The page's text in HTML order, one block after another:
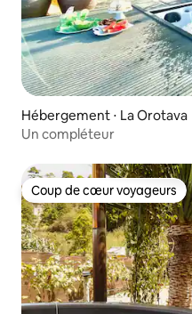
restaurants dans le quartier
Hébergement ⋅ La Orotava
Un compléteur
Coup de cœur voyageurs
Coup de cœur voyageurs